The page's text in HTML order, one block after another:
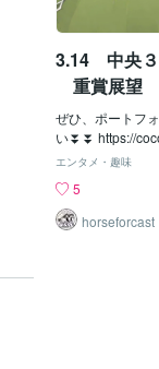
3.14 中央
重賞展望
ぜひ、ポートフ
い⏬⏬ https://
49/portfolios ソ
中央３会場の結
連設定にて購入
中山会場が非常
エンタメ・趣味
5
horseforcast